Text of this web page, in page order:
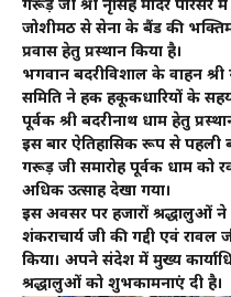
गरूड़ जी श्री नृसिंह मंदिर परिसर में
जोशीमठ से सेना के बैंड की
प्रवास हेतु प्रस्थान किया है।
भगवान बदरीविशाल के वाहन
समिति ने हक हकूकधारियों के
पूर्वक श्री बदरीनाथ धाम हेतु
इस बार ऐतिहासिक रूप से पहली
गरूड़ जी समारोह पूर्वक धाम को
अधिक उत्साह देखा गया।
इस अवसर पर हजारों श्रद्धालुओं
शंकराचार्य जी की गद्दी एवं रावल
किया। अपने संदेश में मुख्य
श्रद्धालुओं को शुभकामनाएं दी है।